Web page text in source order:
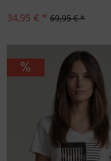
34,95 € * 69,95 € *